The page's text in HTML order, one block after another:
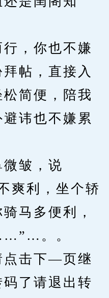
，你也不嫌
帖，直接入
简便，陪我
讳也不嫌累
皱，说
爽利，坐个轿
马多便利，
。。
击下—页继
了请退出转